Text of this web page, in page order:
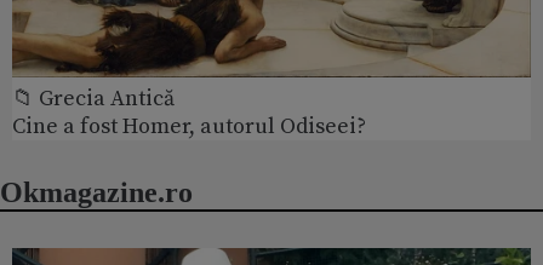
📁 Grecia Antică
Cine a fost Homer, autorul Odiseei?
Okmagazine.ro